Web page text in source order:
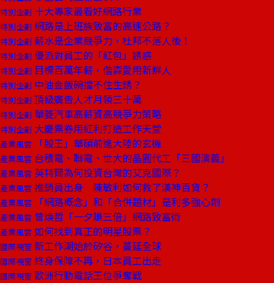
特別企劃 十大專家最看好網路行業
特別企劃 網路是上班族致富的高速公路？
特別企劃 薪水是企業競爭力，杜邦不落人後！
特別企劃 優派對員工的「紅包」誘惑
特別企劃 目標百萬年薪，偕森愛用新鮮人
特別企劃 中油金飯碗擋不住生銹？
特別企劃 頂級廣告人才月領三十萬
特別企劃 華菱汽車高薪資高競爭力策略
特別企劃 大慶票券用紅利打造工作天堂
產業風雲 「股王」華碩前進大陸的玄機
產業風雲 台積電、聯電、世大的晶圓代工「三國演義」
產業風雲 英特爾為何投資台灣的艾克國際？
產業風雲 推銷員出身 陳敏利如何救了漢神百貨？
產業風雲 「網路概念」和「合併題材」是利多強心劑
產業風雲 曾煥哲「一夕賺三倍」網路致富術
產業風雲 如何找到真正的明星股票？
國際視窗 新工作潮始於矽谷，蔓延全球
國際視窗 終身保障不再，日本員工出走
國際視窗 歐洲行動電話王位爭奪戰